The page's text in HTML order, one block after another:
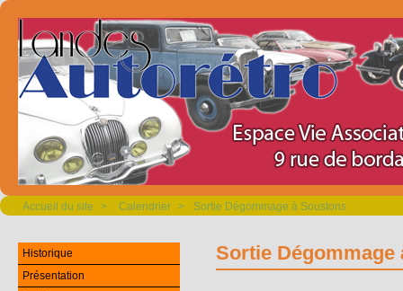
Accueil du site > Calendrier > Sortie Dégommage à Soustons
Sortie Dégommage
Historique
Présentation